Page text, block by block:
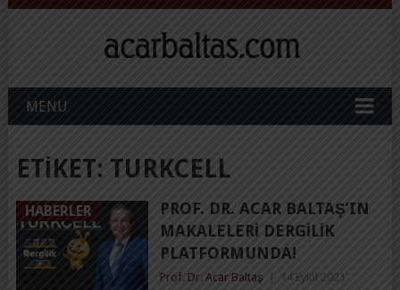
MENU
ETIKET: TURKCELL
HABERLER
PROF. DR. ACAR BALTAŞ’IN
MAKALELERI DERGILIK
PLATFORMUNDA!
Prof. Dr. Acar Baltaş 14 Eylül 2021